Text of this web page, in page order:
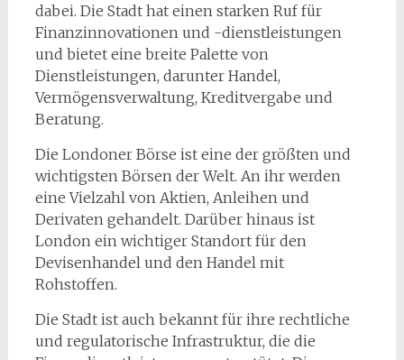
dabei. Die Stadt hat einen starken Ruf für
Finanzinnovationen und -dienstleistungen
und bietet eine breite Palette von
Dienstleistungen, darunter Handel,
Vermögensverwaltung, Kreditvergabe und
Beratung.
Die Londoner Börse ist eine der größten und
wichtigsten Börsen der Welt. An ihr werden
eine Vielzahl von Aktien, Anleihen und
Derivaten gehandelt. Darüber hinaus ist
London ein wichtiger Standort für den
Devisenhandel und den Handel mit
Rohstoffen.
Die Stadt ist auch bekannt für ihre rechtliche
und regulatorische Infrastruktur, die die